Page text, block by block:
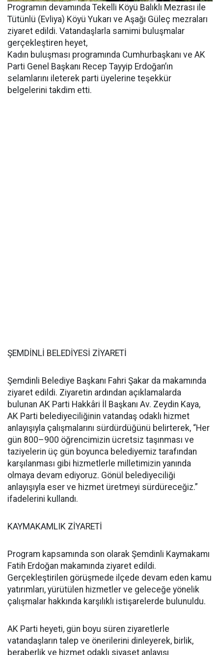
Programın devamında Tekelli Köyü Balıklı Mezrası ile
Tütünlü (Evliya) Köyü Yukarı ve Aşağı Güleç mezraları
ziyaret edildi. Vatandaşlarla samimi buluşmalar
gerçekleştiren heyet,
Kadın buluşması programında Cumhurbaşkanı ve AK
Parti Genel Başkanı Recep Tayyip Erdoğan’ın
selamlarını ileterek parti üyelerine teşekkür
belgelerini takdim etti.
ŞEMDİNLİ BELEDİYESİ ZİYARETİ
Şemdinli Belediye Başkanı Fahri Şakar da makamında
ziyaret edildi. Ziyaretin ardından açıklamalarda
bulunan AK Parti Hakkâri İl Başkanı Av. Zeydin Kaya,
AK Parti belediyeciliğinin vatandaş odaklı hizmet
anlayışıyla çalışmalarını sürdürdüğünü belirterek, “Her
gün 800–900 öğrencimizin ücretsiz taşınması ve
taziyelerin üç gün boyunca belediyemiz tarafından
karşılanması gibi hizmetlerle milletimizin yanında
olmaya devam ediyoruz. Gönül belediyeciliği
anlayışıyla eser ve hizmet üretmeyi sürdüreceğiz.”
ifadelerini kullandı.
KAYMAKAMLIK ZİYARETİ
Program kapsamında son olarak Şemdinli Kaymakamı
Fatih Erdoğan makamında ziyaret edildi.
Gerçekleştirilen görüşmede ilçede devam eden kamu
yatırımları, yürütülen hizmetler ve geleceğe yönelik
çalışmalar hakkında karşılıklı istişarelerde bulunuldu.
AK Parti heyeti, gün boyu süren ziyaretlerle
vatandaşların talep ve önerilerini dinleyerek, birlik,
beraberlik ve hizmet odaklı siyaset anlayışı